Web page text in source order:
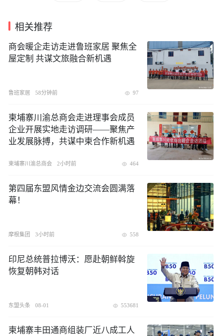
相关推荐
商会暖企走访走进鲁班家居 聚焦全
屋定制 共谋文旅融合新机遇
鲁班家居 58分钟前 97
柬埔寨川渝总商会走进理事会成员
企业开展实地走访调研——聚焦产
业发展脉搏，共谋中柬合作新机遇
柬埔寨川渝总商会 2小时前 464
第四届东盟风情金边交流会圆满落
幕！
摩根集团 3小时前 558
印尼总统普拉博沃：愿赴朝鲜斡旋
恢复朝韩对话
东盟头条 08-01 553681
柬埔寨丰田通商组装厂近八成工人